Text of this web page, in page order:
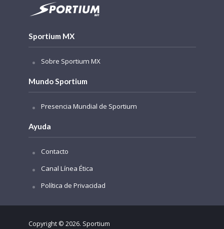
Sportium MX
Sobre Sportium MX
Mundo Sportium
Presencia Mundial de Sportium
Ayuda
Contacto
Canal Línea Ética
Política de Privacidad
Copyright © 2026. Sportium